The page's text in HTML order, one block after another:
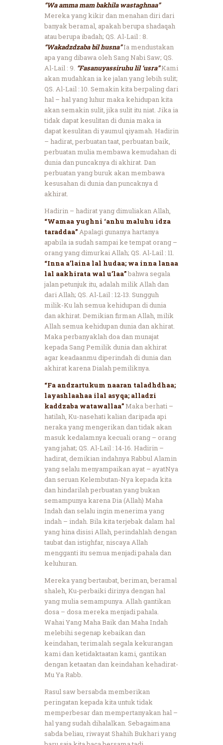
“Wa amma mam bakhila wastaghnaa”
Mereka yang kikir dan menahan diri dari
banyak beramal, apakah berupa shadaqah
atau berupa ibadah; QS. Al-Lail : 8.
“Wakadzdzaba bil husna”Ia mendustakan
apa yang dibawa oleh Sang Nabi Saw; QS.
Al-Lail : 9. “Fasanuyassiruhu lil ‘usra”Kami
akan mudahkan ia ke jalan yang lebih sulit;
QS. Al-Lail : 10. Semakin kita berpaling dari
hal – hal yang luhur maka kehidupan kita
akan semakin sulit, jika sulit itu niat. Jika ia
tidak dapat kesulitan di dunia maka ia
dapat kesulitan di yaumul qiyamah. Hadirin
– hadirat, perbuatan taat, perbuatan baik,
perbuatan mulia membawa kemudahan di
dunia dan puncaknya di akhirat. Dan
perbuatan yang buruk akan membawa
kesusahan di dunia dan puncaknya d
akhirat.
Hadirin – hadirat yang dimuliakan Allah,
“Wamaa yughni ‘anhu maluhu idza
taraddaa”Apalagi gunanya hartanya
apabila ia sudah sampai ke tempat orang –
orang yang dimurkai Allah; QS. Al-Lail : 11.
“Inna a’laina lal hudaa; wa inna lanaa
lal aakhirata wal u’laa”bahwa segala
jalan petunjuk itu, adalah milik Allah dan
dari Allah; QS. Al-Lail : 12-13. Sungguh
milik-Ku lah semua kehidupan di dunia
dan akhirat. Demikian firman Allah, milik
Allah semua kehidupan dunia dan akhirat.
Maka perbanyaklah doa dan munajat
kepada Sang Pemilik dunia dan akhirat
agar keadaanmu diperindah di dunia dan
akhirat karena Dialah pemiliknya.
“Fa andzartukum naaran taladhdhaa;
layashlaahaa ilal asyqa; alladzi
kaddzaba watawallaa”Maka berhati –
hatilah, Ku-nasehati kalian daripada api
neraka yang mengerikan dan tidak akan
masuk kedalamnya kecuali orang – orang
yang jahat; QS. Al-Lail : 14-16. Hadirin –
hadirat, demikian indahnya Rabbul Alamin
yang selalu menyampaikan ayat – ayatNya
dan seruan Kelembutan-Nya kepada kita
dan hindarilah perbuatan yang bukan
semampunya karena Dia (Allah) Maha
Indah dan selalu ingin menerima yang
indah – indah. Bila kita terjebak dalam hal
yang hina disisi Allah, perindahlah dengan
taubat dan istighfar, niscaya Allah
mengganti itu semua menjadi pahala dan
keluhuran.
Mereka yang bertaubat, beriman, beramal
shaleh, Ku-perbaiki dirinya dengan hal
yang mulia semampunya. Allah gantikan
dosa – dosa mereka menjadi pahala.
Wahai Yang Maha Baik dan Maha Indah
melebihi segenap kebaikan dan
keindahan, terimalah segala kekurangan
kami dan ketidaktaatan kami, gantikan
dengan ketaatan dan keindahan kehadirat-
Mu Ya Rabb.
Rasul saw bersabda memberikan
peringatan kepada kita untuk tidak
memperbesar dan mempertanyakan hal –
hal yang sudah dihalalkan. Sebagaimana
sabda beliau, riwayat Shahih Bukhari yang